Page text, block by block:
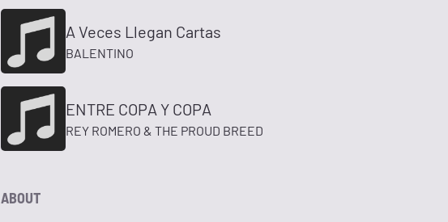
A Veces Llegan Cartas
BALENTINO
ENTRE COPA Y COPA
REY ROMERO & THE PROUD BREED
ABOUT